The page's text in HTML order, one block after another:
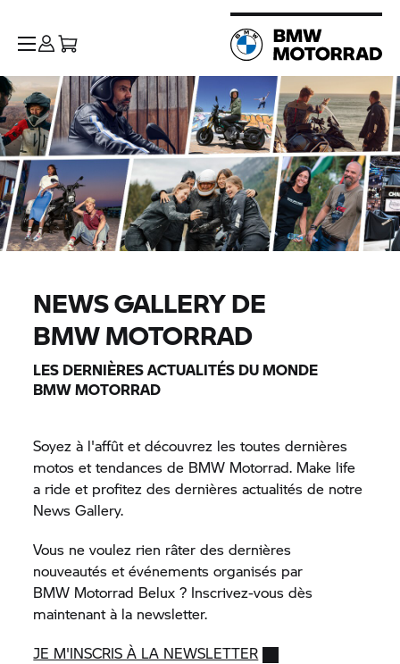
NEWS GALLERY DE
BMW MOTORRAD
LES DERNIÈRES ACTUALITÉS DU MONDE
BMW MOTORRAD
Soyez à l'affût et découvrez les toutes dernières
motos et tendances de BMW Motorrad. Make life
a ride et profitez des dernières actualités de notre
News Gallery.
Vous ne voulez rien râter des dernières
nouveautés et événements organisés par
BMW Motorrad Belux ? Inscrivez-vous dès
maintenant à la newsletter.
JE M'INSCRIS À LA NEWSLETTER